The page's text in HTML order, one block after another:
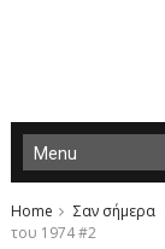
Home Σαν σήμερα
του 1974 #2